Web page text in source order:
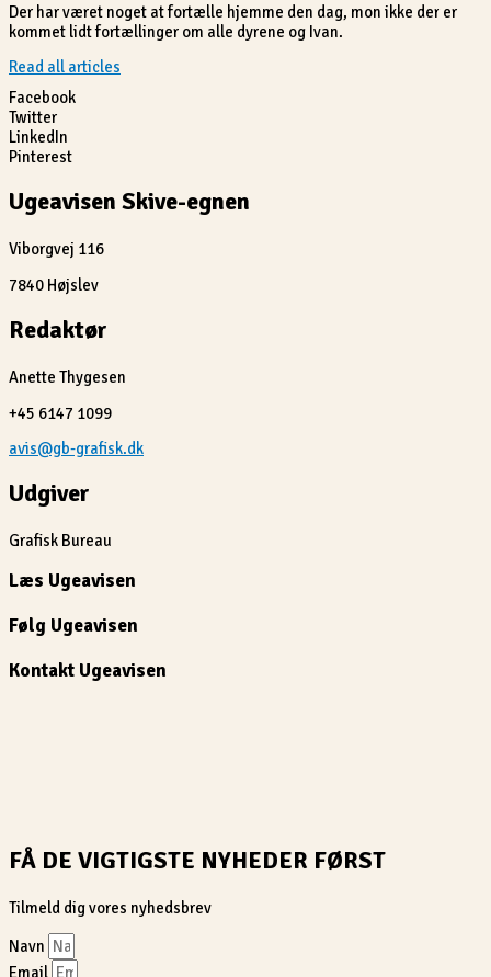
Der har været noget at fortælle hjemme den dag, mon ikke der er
kommet lidt fortællinger om alle dyrene og Ivan.
Read all articles
Facebook
Twitter
LinkedIn
Pinterest
Ugeavisen Skive-egnen
Viborgvej 116
7840 Højslev
Redaktør
Anette Thygesen
+45 6147 1099
avis@gb-grafisk.dk
Udgiver
Grafisk Bureau
Læs Ugeavisen
Følg Ugeavisen
Kontakt Ugeavisen
FÅ DE VIGTIGSTE NYHEDER FØRST
Tilmeld dig vores nyhedsbrev
Navn
Email